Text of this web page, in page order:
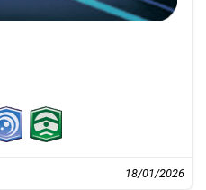
18/01/2026